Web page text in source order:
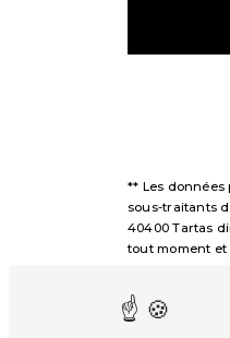
** Les
sous-traitants
40400 Tartas
tout moment et
voie postale à
demandé.
avez le droit